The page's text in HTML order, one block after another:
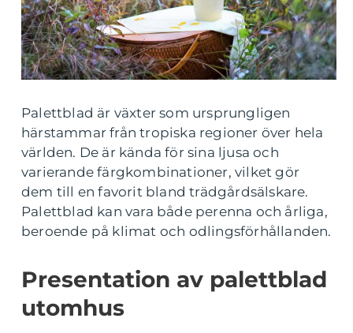
Palettblad är växter som ursprungligen
härstammar från tropiska regioner över hela
världen. De är kända för sina ljusa och
varierande färgkombinationer, vilket gör
dem till en favorit bland trädgårdsälskare.
Palettblad kan vara både perenna och årliga,
beroende på klimat och odlingsförhållanden.
Presentation av palettblad
utomhus